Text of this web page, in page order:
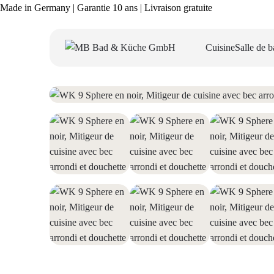
Made in Germany | Garantie 10 ans | Livraison gratuite
CuisineSalle de